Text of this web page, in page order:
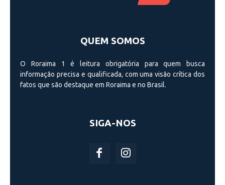
QUEM SOMOS
O Roraima 1 é leitura obrigatória para quem busca
informação precisa e qualificada, com uma visão crí­tica dos
fatos que são destaque em Roraima e no Brasil.
SIGA-NOS